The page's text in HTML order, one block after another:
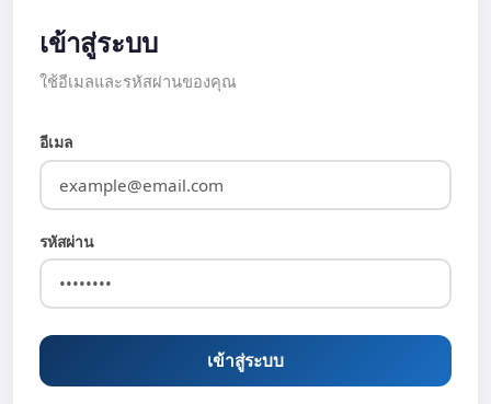
เข้าสู่ระบบ
ใช้อีเมลและรหัสผ่านของคุณ
อีเมล
รหัสผ่าน
เข้าสู่ระบบ